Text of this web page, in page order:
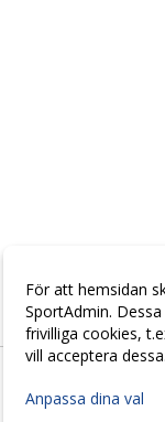
För att hemsidan
SportAdmin.
frivilliga cookies,
vill acceptera dessa.
Anpassa dina val